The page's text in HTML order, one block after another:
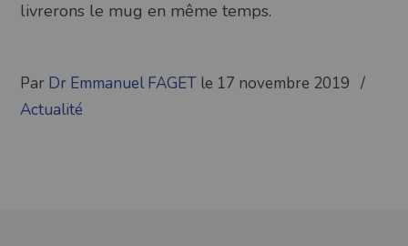
livrerons le mug en même temps.
Par Dr Emmanuel FAGET le 17 novembre 2019 /
Actualité